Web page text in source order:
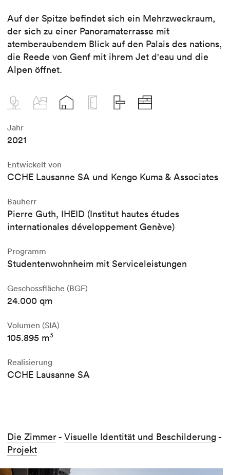
Auf der Spitze befindet sich ein Mehrzweckraum,
der sich zu einer Panoramaterrasse mit
atemberaubendem Blick auf den Palais des nations,
die Reede von Genf mit ihrem Jet d'eau und die
Alpen öffnet.
Jahr
2021
Entwickelt von
CCHE Lausanne SA und Kengo Kuma & Associates
Bauherr
Pierre Guth, IHEID (Institut hautes études
internationales développement Genève)
Programm
Studentenwohnheim mit Serviceleistungen
Geschossfläche (BGF)
24.000 qm
Volumen (SIA)
105.895 m3
Realisierung
CCHE Lausanne SA
Die Zimmer- Visuelle Identität und Beschilderung-
Projekt